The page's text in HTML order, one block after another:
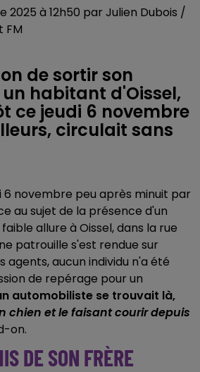
2025 à 12h50 par Julien Dubois /
FM
de sortir son
habitant d'Oissel,
ce jeudi 6 novembre
circulait sans
novembre peu après minuit par
au sujet de la présence d'un
allure à Oissel, dans la rue
patrouille s'est rendue sur
agents, aucun individu n'a été
de repérage pour un
automobiliste se trouvait là,
chien et le faisant courir depuis
on.
DE SON FRÈRE